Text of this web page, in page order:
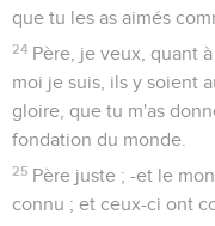
que tu les as aimés
24 Père, je veux, quant
moi je suis, ils y soient
gloire, que tu m'as
fondation du monde.
25 Père juste ; -et le
connu ; et ceux-ci ont